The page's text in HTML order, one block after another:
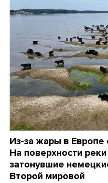
Из-за жары в
На поверхности
затонувшие
Второй мировой